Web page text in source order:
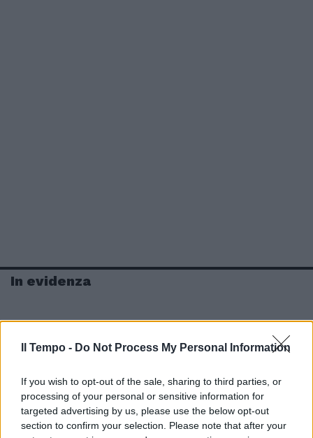
Il Tempo - Do Not Process My Personal Information
If you wish to opt-out of the sale, sharing to third parties, or
processing of your personal or sensitive information for
targeted advertising by us, please use the below opt-out
section to confirm your selection. Please note that after your
In evidenza